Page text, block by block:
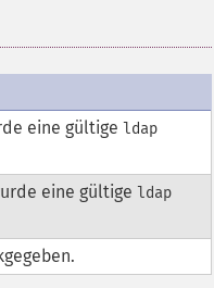
eine gültige ldap
eine gültige ldap